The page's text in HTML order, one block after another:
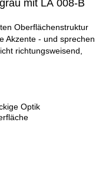
mit LA 008-B
Oberflächenstruktur
Akzente - und sprechen
richtungsweisend,
Optik